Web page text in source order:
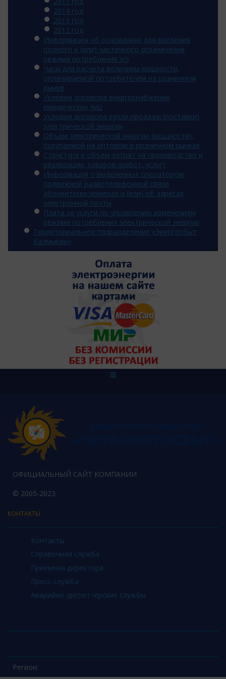
2014 год
2013 год
2012 год
Информация об основаниях для введения
полного и (или) частичного ограничения
режима потребления э/э
Часы для расчета величины мощности,
оплачиваемой потребителем на розничном
рынке
Условия договора энергоснабжения
юридических лиц
Условия договора купли-продажи (поставки)
электрической энергии
Объем электрической энергии (мощности),
покупаемой на оптовом и розничном рынках
Структура и объем затрат на производство и
реализацию товаров (работ, услуг)
Информация о выделенных оператором
подвижной радиотелефонной связи
абонентских номерах и (или) об адресах
электронной почты
Плата за услуги по управлению изменением
режима потребления электрической энергии
Территориальное подразделение «Энергосбыт
Калмыкии»
ОФИЦИАЛЬНЫЙ САЙТ КОМПАНИИ
© 2005-2023
КОНТАКТЫ
Контакты
Справочная служба
Приемная директора
Пресс-служба
Аварийно-диспетчерские службы
Регион: